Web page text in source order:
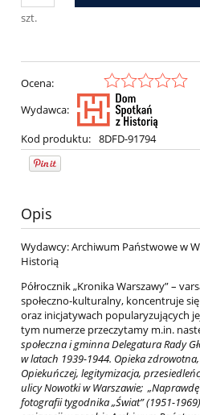
szt.
Ocena:
Wydawca:
Kod produktu: 8DFD-91794
Opis
Wydawcy: Archiwum Państwowe w
Historią
Półrocznik „Kronika Warszawy” –
społeczno-kulturalny, koncentruje
oraz inicjatywach popularyzujących
tym numerze przeczytamy m.in.
społeczna i gminna Delegatura Rady
w latach 1939-1944. Opieka
Opiekuńczej, legitymizacja,
ulicy Nowotki w Warszawie;
fotografii tygodnika „Świat” (1951-